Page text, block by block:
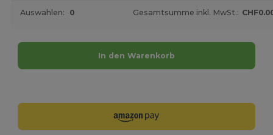
Auswahlen: 0 Gesamtsumme inkl. MwSt.:
In den Warenkorb